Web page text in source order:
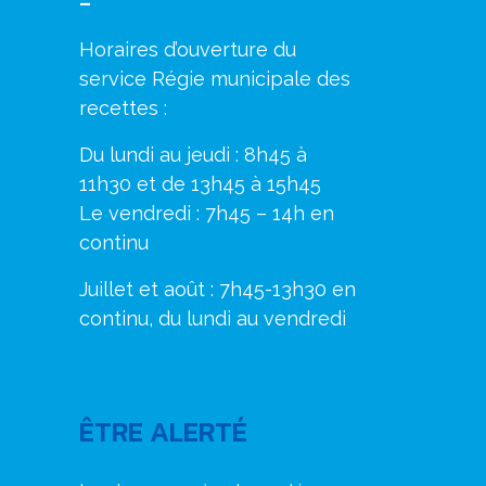
Horaires d’ouverture du
service Régie municipale des
recettes :
Du lundi au jeudi : 8h45 à
11h30 et de 13h45 à 15h45
Le vendredi : 7h45 – 14h en
continu
Juillet et août : 7h45-13h30 en
continu, du lundi au vendredi
ÊTRE ALERTÉ